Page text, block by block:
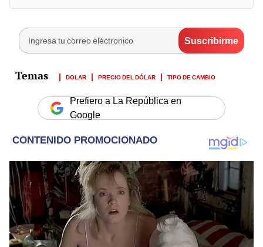
DOLAR PRECIO DEL DÓLAR TIPO DE CAMBIO
Prefiero a La República en
Google